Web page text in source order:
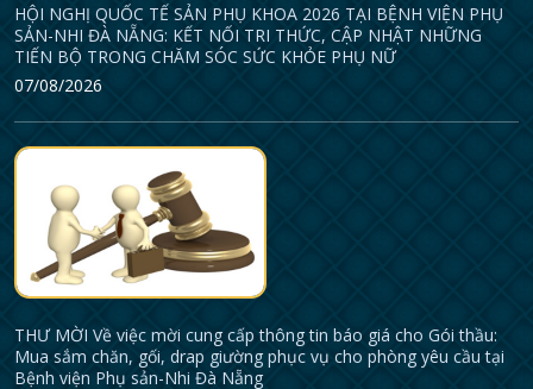
HỘI NGHỊ QUỐC TẾ SẢN PHỤ KHOA 2026 TẠI BỆNH VIỆN PHỤ
SẢN-NHI ĐÀ NẴNG: KẾT NỐI TRI THỨC, CẬP NHẬT NHỮNG
TIẾN BỘ TRONG CHĂM SÓC SỨC KHỎE PHỤ NỮ
07/08/2026
THƯ MỜI Về việc mời cung cấp thông tin báo giá cho Gói thầu:
Mua sắm chăn, gối, drap giường phục vụ cho phòng yêu cầu tại
Bệnh viện Phụ sản-Nhi Đà Nẵng